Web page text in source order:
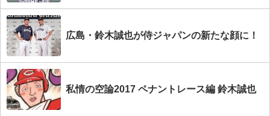
広島・鈴木誠也が侍ジャパンの新たな顔に！
私情の空論2017 ペナントレース編 鈴木誠也